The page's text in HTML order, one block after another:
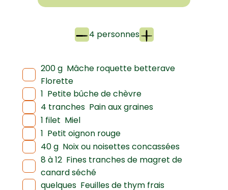
4 personnes
200 g Mâche roquette betterave
Florette
1 Petite bûche de chèvre
4 tranches Pain aux graines
1 filet Miel
1 Petit oignon rouge
40 g Noix ou noisettes concassées
8 à 12 Fines tranches de magret de
canard séché
quelques Feuilles de thym frais